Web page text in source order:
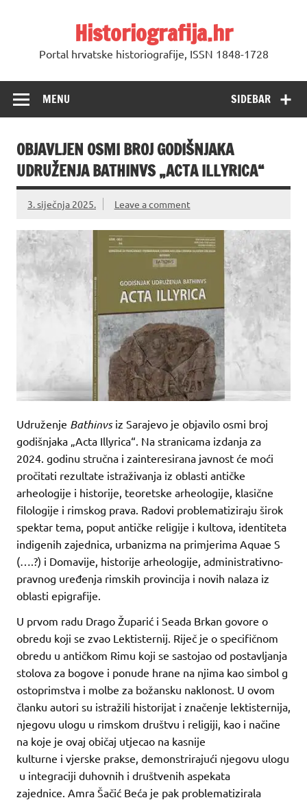
Historiografija.hr
Portal hrvatske historiografije, ISSN 1848-1728
SIDEBAR
MENU
OBJAVLJEN OSMI BROJ GODIŠNJAKA
UDRUŽENJA BATHINVS „ACTA ILLYRICA“
3. siječnja 2025. Leave a comment
Udruženje Bathinvsiz Sarajevo je objavilo osmi broj
godišnjaka „Acta Illyrica“. Na stranicama izdanja za
2024. godinu stručna i zainteresirana javnost će moći
pročitati rezultate istraživanja iz oblasti antičke
arheologije i historije, teoretske arheologije, klasične
filologije i rimskog prava. Radovi problematiziraju širok
spektar tema, poput antičke religije i kultova, identiteta
indigenih zajednica, urbanizma na primjerima Aquae S
(….?) i Domavije, historije arheologije, administrativno-
pravnog uređenja rimskih provincija i novih nalaza iz
oblasti epigrafije.
U prvom radu Drago Župarić i Seada Brkan govore o
obredu koji se zvao Lektisternij. Riječ je o specifičnom
obredu u antičkom Rimu koji se sastojao od postavljanja
stolova za bogove i ponude hrane na njima kao simbol g
ostoprimstva i molbe za božansku naklonost. U ovom
članku autori su istražili historijat i značenje lektisternija,
njegovu ulogu u rimskom društvu i religiji, kao i načine
na koje je ovaj običaj utjecao na kasnije
kulturne i vjerske prakse, demonstrirajući njegovu ulogu
u integraciji duhovnih i društvenih aspekata
zajednice. Amra Šačić Beća je pak problematizirala